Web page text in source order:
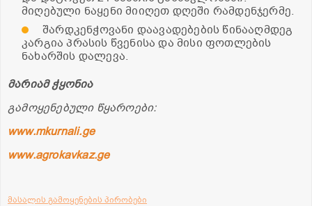
მიღებული ნაყენი მიიღეთ დღეში რამდენჯერმე.
შარდკენჭოვანი დაავადებების წინააღმდეგ
კარგია პრასის წვენისა და მისი ფოთლების
ნახარშის დალევა.
მარიამ ჭყონია
გამოყენებული წყაროები:
www.mkurnali.ge
www.agrokavkaz.ge
მასალის გამოყენების პირობები